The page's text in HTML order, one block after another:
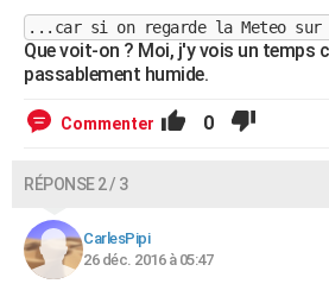
COPAINS D'AVANT
S'inscrire
Se connecter
Lycées
Collèges
Primaires
Universités
Entreprises
Service militaire
Avis de recherche
AVIS DE DÉCÈS
FORUM
...car si on regarde la Meteo
Que voit-on ? Moi, j'y vois un temps
passablement humide.
Commenter 0
RÉPONSE 2 / 3
CarlesPipi
26 déc. 2016 à 05:47